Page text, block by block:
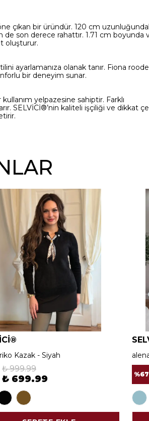
çıkan bir üründür. 120 cm
son derece rahattır. 1.71 cm boyunda
oluşturur.
ayarlamanıza olanak tanır. Fiona
bir deneyim sunar.
yelpazesine sahiptir. Farklı
SELVİCİ®’nin kaliteli işçiliği ve dikkat
Kazak - Siyah
₺ 999.99
₺ 699.99 %67